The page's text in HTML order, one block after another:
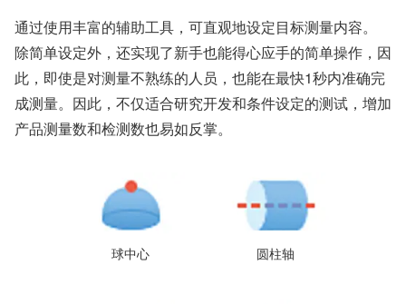
通过使用丰富的辅助工具，可直观地设定目标测量内容。
除简单设定外，还实现了新手也能得心应手的简单操作，因
此，即使是对测量不熟练的人员，也能在最快1秒内准确完
成测量。因此，不仅适合研究开发和条件设定的测试，增加
产品测量数和检测数也易如反掌。
球中心 圆柱轴